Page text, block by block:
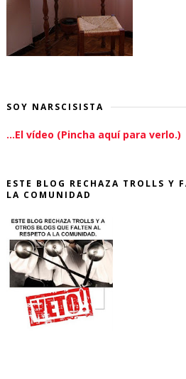
SOY NARSCISISTA
...El vídeo (Pincha aquí para verlo.)
ESTE BLOG RECHAZA TROLLS Y
LA COMUNIDAD